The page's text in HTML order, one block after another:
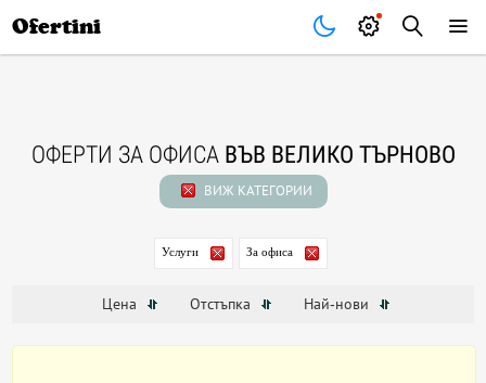
Ofertini
ОФЕРТИ ЗА ОФИСА ВЪВ ВЕЛИКО ТЪРНОВО
ВИЖ КАТЕГОРИИ
Услуги За офиса
Цена Отстъпка Най-нови